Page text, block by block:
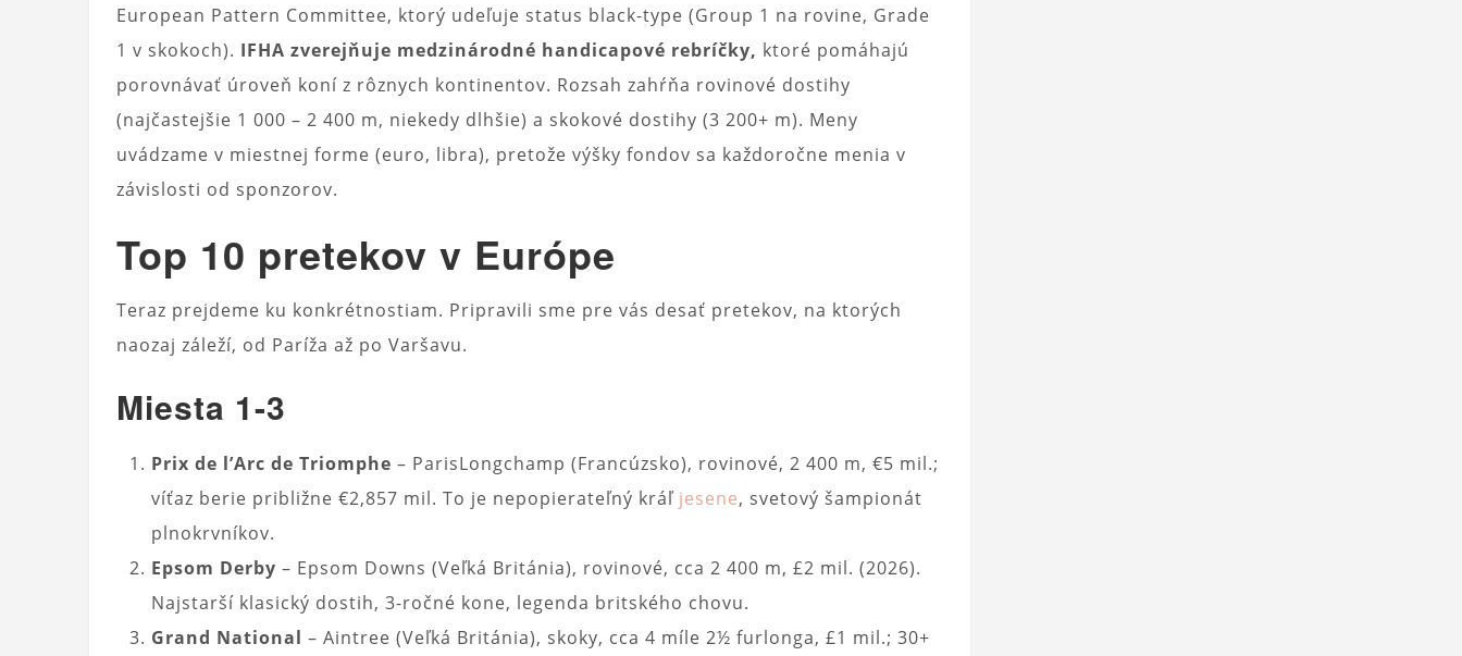
European Pattern Committee, ktorý udeľuje status black-type (Group 1 na rovine, Grade
1 v skokoch). IFHA zverejňuje medzinárodné handicapové rebríčky, ktoré pomáhajú
porovnávať úroveň koní z rôznych kontinentov. Rozsah zahŕňa rovinové dostihy
(najčastejšie 1 000 – 2 400 m, niekedy dlhšie) a skokové dostihy (3 200+ m). Meny
uvádzame v miestnej forme (euro, libra), pretože výšky fondov sa každoročne menia v
závislosti od sponzorov.
Top 10 pretekov v Európe
Teraz prejdeme ku konkrétnostiam. Pripravili sme pre vás desať pretekov, na ktorých
naozaj záleží, od Paríža až po Varšavu.
Miesta 1-3
Prix de l’Arc de Triomphe – ParisLongchamp (Francúzsko), rovinové, 2 400 m, €5 mil.;
víťaz berie približne €2,857 mil. To je nepopierateľný kráľ jesene, svetový šampionát
plnokrvníkov.
Epsom Derby – Epsom Downs (Veľká Británia), rovinové, cca 2 400 m, £2 mil. (2026).
Najstarší klasický dostih, 3-ročné kone, legenda britského chovu.
Grand National – Aintree (Veľká Británia), skoky, cca 4 míle 2½ furlonga, £1 mil.; 30+